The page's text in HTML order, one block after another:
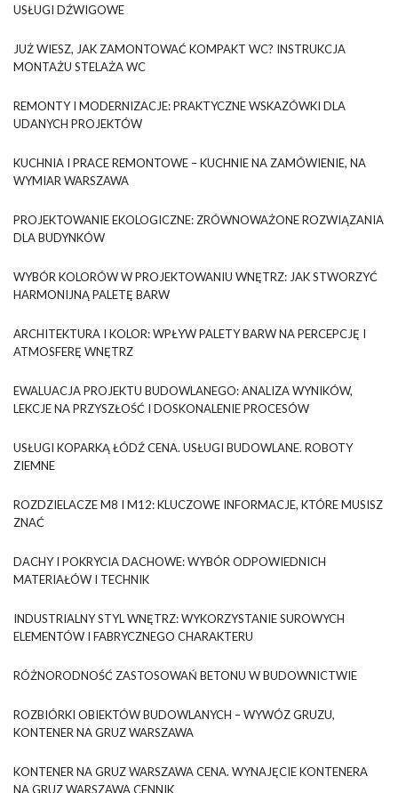
USŁUGI DŹWIGOWE
JUŻ WIESZ, JAK ZAMONTOWAĆ KOMPAKT WC? INSTRUKCJA
MONTAŻU STELAŻA WC
REMONTY I MODERNIZACJE: PRAKTYCZNE WSKAZÓWKI DLA
UDANYCH PROJEKTÓW
KUCHNIA I PRACE REMONTOWE – KUCHNIE NA ZAMÓWIENIE, NA
WYMIAR WARSZAWA
PROJEKTOWANIE EKOLOGICZNE: ZRÓWNOWAŻONE ROZWIĄZANIA
DLA BUDYNKÓW
WYBÓR KOLORÓW W PROJEKTOWANIU WNĘTRZ: JAK STWORZYĆ
HARMONIJNĄ PALETĘ BARW
ARCHITEKTURA I KOLOR: WPŁYW PALETY BARW NA PERCEPCJĘ I
ATMOSFERĘ WNĘTRZ
EWALUACJA PROJEKTU BUDOWLANEGO: ANALIZA WYNIKÓW,
LEKCJE NA PRZYSZŁOŚĆ I DOSKONALENIE PROCESÓW
USŁUGI KOPARKĄ ŁÓDŹ CENA. USŁUGI BUDOWLANE. ROBOTY
ZIEMNE
ROZDZIELACZE M8 I M12: KLUCZOWE INFORMACJE, KTÓRE MUSISZ
ZNAĆ
DACHY I POKRYCIA DACHOWE: WYBÓR ODPOWIEDNICH
MATERIAŁÓW I TECHNIK
INDUSTRIALNY STYL WNĘTRZ: WYKORZYSTANIE SUROWYCH
ELEMENTÓW I FABRYCZNEGO CHARAKTERU
RÓŻNORODNOŚĆ ZASTOSOWAŃ BETONU W BUDOWNICTWIE
ROZBIÓRKI OBIEKTÓW BUDOWLANYCH – WYWÓZ GRUZU,
KONTENER NA GRUZ WARSZAWA
KONTENER NA GRUZ WARSZAWA CENA. WYNAJĘCIE KONTENERA
NA GRUZ WARSZAWA CENNIK